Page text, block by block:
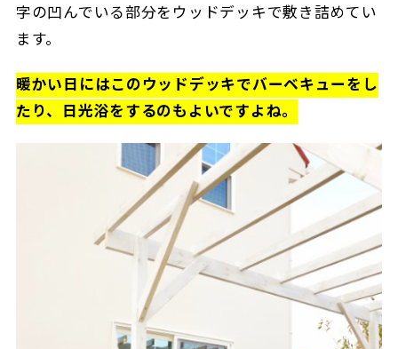
字の凹んでいる部分をウッドデッキで敷き詰めてい
ます。
暖かい日にはこのウッドデッキでバーベキューをし
たり、日光浴をするのもよいですよね。